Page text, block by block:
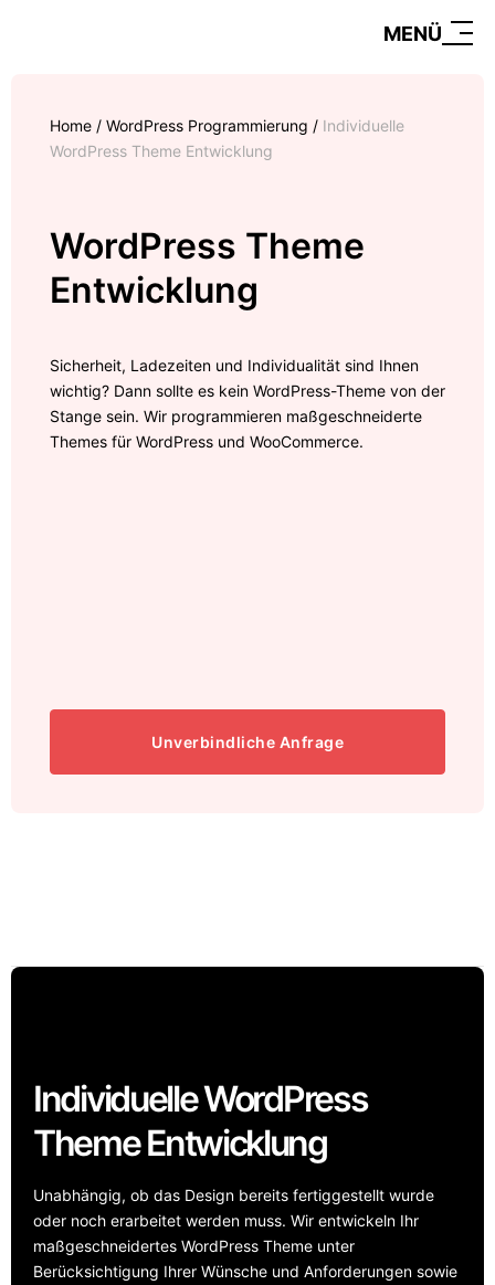
MENÜ
Home / WordPress Programmierung / Individuelle
WordPress Theme Entwicklung
WordPress Theme
Entwicklung
Sicherheit, Ladezeiten und Individualität sind Ihnen
wichtig? Dann sollte es kein WordPress-Theme von der
Stange sein. Wir programmieren maßgeschneiderte
Themes für WordPress und WooCommerce.
Unverbindliche Anfrage
Individuelle WordPress
Theme Entwicklung
Unabhängig, ob das Design bereits fertiggestellt wurde
oder noch erarbeitet werden muss. Wir entwickeln Ihr
maßgeschneidertes WordPress Theme unter
Berücksichtigung Ihrer Wünsche und Anforderungen sowie